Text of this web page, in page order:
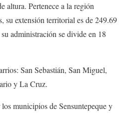
altura. Pertenece a la región
su extensión territorial es de 249.69
administración se divide en 18
San Sebastián, San Miguel,
y La Cruz.
municipios de Sensuntepeque y